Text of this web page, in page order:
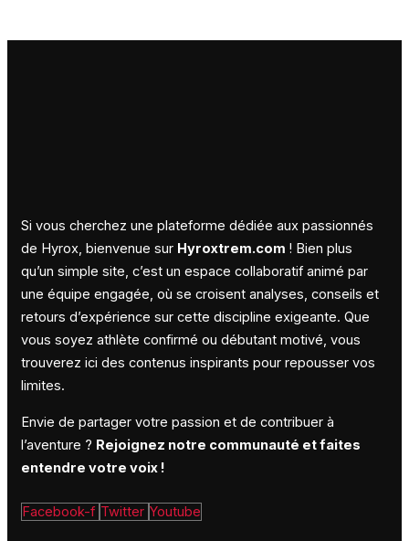
Si vous cherchez une plateforme dédiée aux passionnés
de Hyrox, bienvenue sur Hyroxtrem.com ! Bien plus
qu’un simple site, c’est un espace collaboratif animé par
une équipe engagée, où se croisent analyses, conseils et
retours d’expérience sur cette discipline exigeante. Que
vous soyez athlète confirmé ou débutant motivé, vous
trouverez ici des contenus inspirants pour repousser vos
limites.
Envie de partager votre passion et de contribuer à
l’aventure ? Rejoignez notre communauté et faites
entendre votre voix !
Facebook-f Twitter Youtube